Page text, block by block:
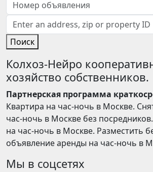
Поиск
Колхоз-Нейро
хозяйство собственников.
Партнерская программа
Квартира на час-ночь в Москве.
час-ночь в Москве без
на час-ночь в Москве. Разместить
объявление аренды на час-ночь в
Мы в соцсетях